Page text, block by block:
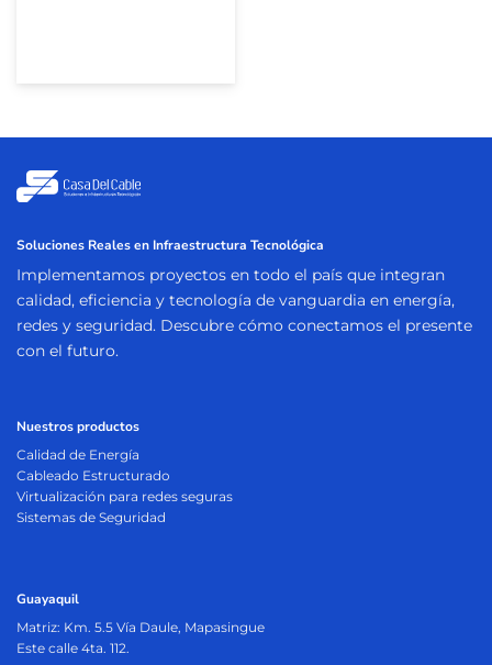
Soluciones Reales en Infraestructura Tecnológica
Implementamos proyectos en todo el país que integran
calidad, eficiencia y tecnología de vanguardia en energía,
redes y seguridad. Descubre cómo conectamos el presente
con el futuro.
Nuestros productos
Calidad de Energía
Cableado Estructurado
Virtualización para redes seguras
Sistemas de Seguridad
Guayaquil
Matriz: Km. 5.5 Vía Daule, Mapasingue
Este calle 4ta. 112.